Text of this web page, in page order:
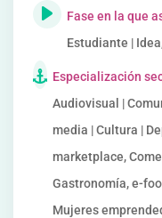
Fase en la que
Estudiante |
Especialización
Audiovisual |
media | Cultura |
marketplace,
Gastronomía, e-
Mujeres